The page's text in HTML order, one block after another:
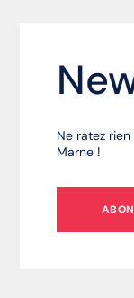
Ne ratez
Marne !